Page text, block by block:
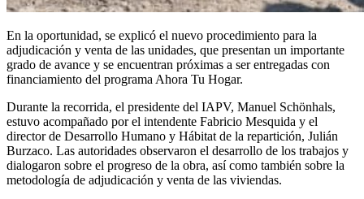
En la oportunidad, se explicó el nuevo procedimiento para la
adjudicación y venta de las unidades, que presentan un importante
grado de avance y se encuentran próximas a ser entregadas con
financiamiento del programa Ahora Tu Hogar.
Durante la recorrida, el presidente del IAPV, Manuel Schönhals,
estuvo acompañado por el intendente Fabricio Mesquida y el
director de Desarrollo Humano y Hábitat de la repartición, Julián
Burzaco. Las autoridades observaron el desarrollo de los trabajos y
dialogaron sobre el progreso de la obra, así como también sobre la
metodología de adjudicación y venta de las viviendas.